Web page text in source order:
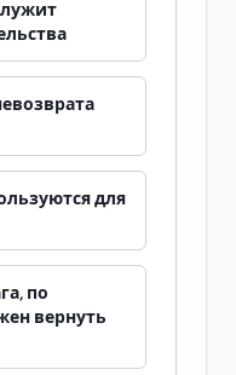
для
по
вернуть